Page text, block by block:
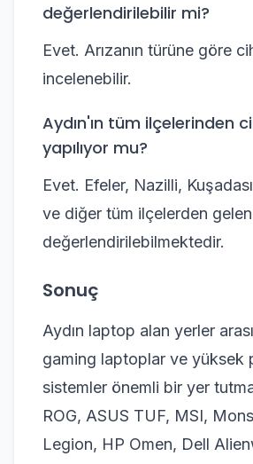
değerlendirilebilir mi?
Evet. Arızanın türüne göre
incelenebilir.
Aydın'ın tüm ilçelerinden
yapılıyor mu?
Evet. Efeler, Nazilli,
ve diğer tüm ilçelerden
değerlendirilebilmektedir.
Sonuç
Aydın laptop alan yerler
gaming laptoplar ve yüksek
sistemler önemli bir yer
ROG, ASUS TUF, MSI,
Legion, HP Omen, Dell